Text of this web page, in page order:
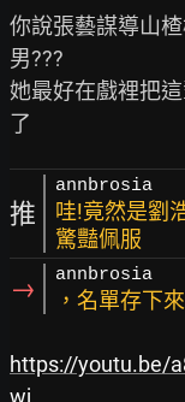
你說張藝謀導山
男???
她最好在戲裡把
推
annbrosia
哇!竟然是劉
驚豔佩服
→ annbrosia
，名單存下
https://youtu.be/
wj